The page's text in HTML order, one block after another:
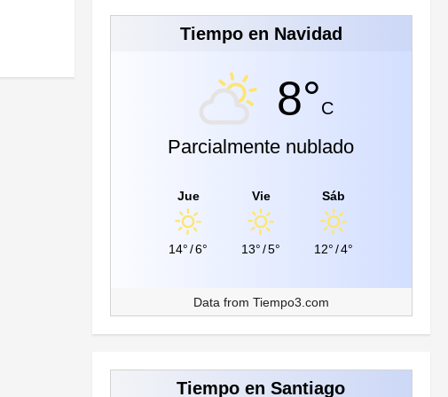
Tiempo en Navidad
8°C
Parcialmente nublado
Jue
14° /6°
Vie
13° /5°
Sáb
12° /4°
Data from Tiempo3.com
Tiempo en Santiago